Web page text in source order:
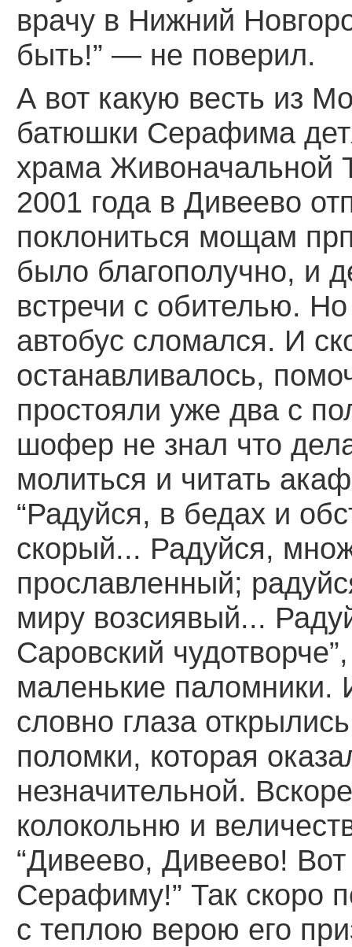
врачу в Нижний
быть!” — не поверил.
А вот какую весть из
батюшки Серафима
храма Живоначальной
2001 года в Дивеево
поклониться мощам
было благополучно, и
встречи с обителью.
автобус сломался. И
останавливалось,
простояли уже два с
шофер не знал что
молиться и читать
“Радуйся, в бедах и
скорый... Радуйся,
прославленный;
миру возсиявый...
Саровский
маленькие
словно глаза
поломки, которая
незначительной.
колокольню и
“Дивеево, Дивеево!
Серафиму!” Так скоро
с теплою верою его